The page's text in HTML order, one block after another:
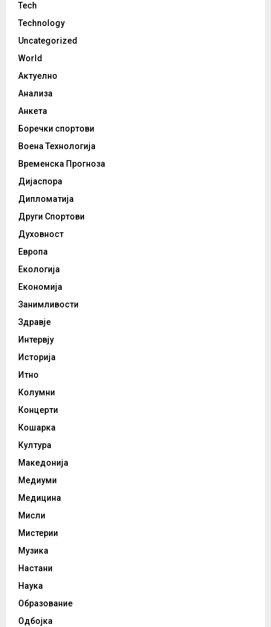
Tech
Technology
Uncategorized
World
Актуелно
Анализа
Анкета
Боречки спортови
Воена Технологија
Временска Прогноза
Дијаспора
Дипломатија
Други Спортови
Духовност
Европа
Екологија
Економија
Занимливости
Здравје
Интервју
Историја
Итно
Колумни
Концерти
Кошарка
Култура
Македонија
Медиуми
Медицина
Мисли
Мистерии
Музика
Настани
Наука
Образование
Одбојка